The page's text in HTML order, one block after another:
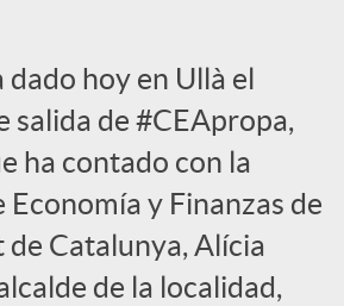
dado hoy en Ullà el
salida de #CEApropa,
ha contado con la
Economía y Finanzas de
Catalunya, Alícia
de la localidad,